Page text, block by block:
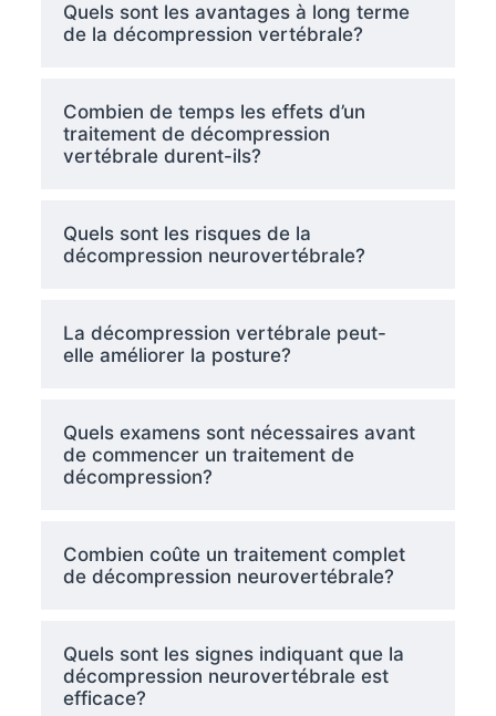
Quels sont les avantages à long terme
de la décompression vertébrale?
Combien de temps les effets d’un
traitement de décompression
vertébrale durent-ils?
Quels sont les risques de la
décompression neurovertébrale?
La décompression vertébrale peut-
elle améliorer la posture?
Quels examens sont nécessaires avant
de commencer un traitement de
décompression?
Combien coûte un traitement complet
de décompression neurovertébrale?
Quels sont les signes indiquant que la
décompression neurovertébrale est
efficace?